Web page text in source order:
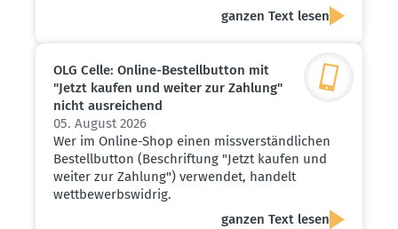
ganzen Text lesen
OLG Celle: Online-Bestell­button mit
"Jetzt kaufen und weiter zur Zahlung"
nicht ausrei­chend
05. August 2026
Wer im Online-Shop einen missverständlichen
Bestellbutton (Beschriftung "Jetzt kaufen und
weiter zur Zahlung") verwendet, handelt
wettbewerbswidrig.
ganzen Text lesen